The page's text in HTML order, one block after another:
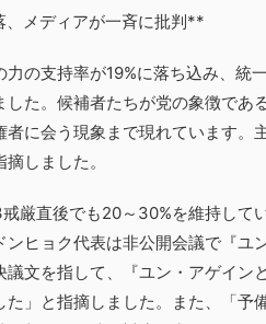
メディアが一斉に批判**
の支持率が19%に落ち込み、統
た。候補者たちが党の象徴であ
者に会う現象まで現れています。
しました。
厳直後でも20～30%を維持して
ヒョク代表は非公開会議で『ユ
文を指して、『ユン・アゲイン
」と指摘しました。また、「予